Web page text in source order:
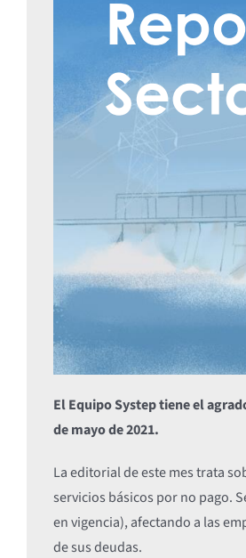
El Equipo Systep tiene el
de mayo de 2021.
La editorial de este mes trata
servicios básicos por no pago.
en vigencia), afectando a las
de sus deudas.